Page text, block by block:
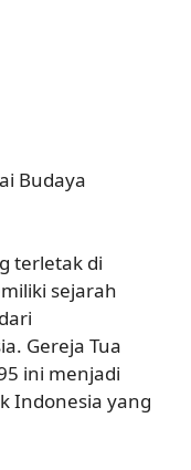
Budaya
terletak di
sejarah
Gereja Tua
ini menjadi
Indonesia yang